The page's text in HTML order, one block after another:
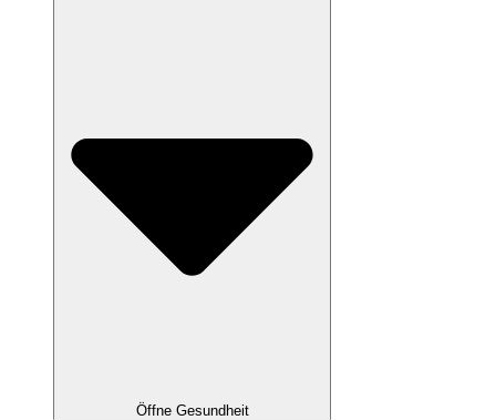
Öffne Gesundheit